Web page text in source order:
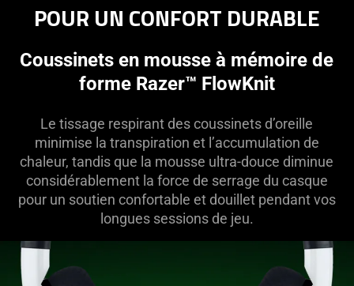
POUR UN CONFORT DURABLE
Coussinets en mousse à mémoire de
forme Razer™ FlowKnit
Le tissage respirant des coussinets d’oreille
minimise la transpiration et l’accumulation de
chaleur, tandis que la mousse ultra-douce diminue
considérablement la force de serrage du casque
pour un soutien confortable et douillet pendant vos
longues sessions de jeu.